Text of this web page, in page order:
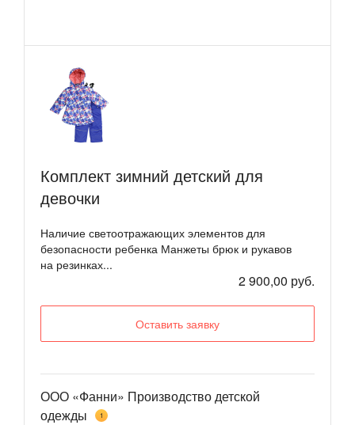
Комплект зимний детский для
девочки
Наличие светоотражающих элементов для
безопасности ребенка Манжеты брюк и рукавов
на резинках...
2 900,00 руб.
Оставить заявку
ООО «Фанни» Производство детской
одежды
1